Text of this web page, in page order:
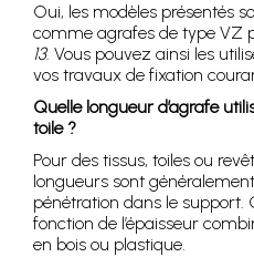
Oui, les modèles présentés
comme agrafes de type VZ
13. Vous pouvez ainsi les
vos travaux de fixation
Quelle longueur d’agrafe
toile ?
Pour des tissus, toiles ou
longueurs sont
pénétration dans le support.
fonction de l’épaisseur
en bois ou plastique.